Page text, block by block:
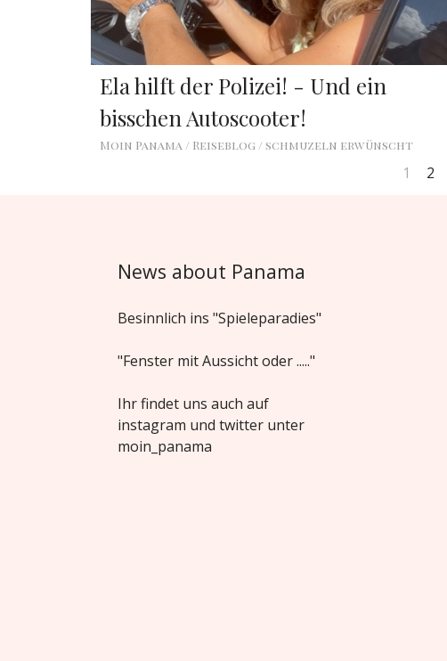
Ela hilft der Polizei! - Und ein
bisschen Autoscooter!
Moin Panama / Reiseblog / schmuzeln erwünscht
1 2
News about Panama
Besinnlich ins "Spieleparadies"
"Fenster mit Aussicht oder ....."
Ihr findet uns auch auf
instagram und twitter unter
moin_panama